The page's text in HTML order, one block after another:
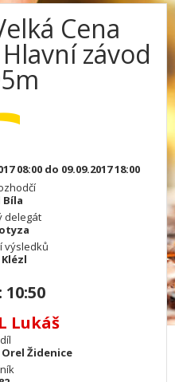
Cena
závod
08:00 do 09.09.2017 18:00
Bíla
delegát
výsledků
Lukáš
Orel Židenice